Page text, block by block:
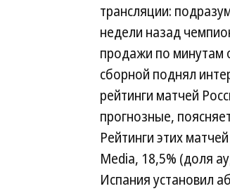
трансляции:
недели назад
продажи по минутам
сборной поднял
рейтинги матчей
прогнозные,
Рейтинги этих
Media, 18,5% (доля
Испания установил